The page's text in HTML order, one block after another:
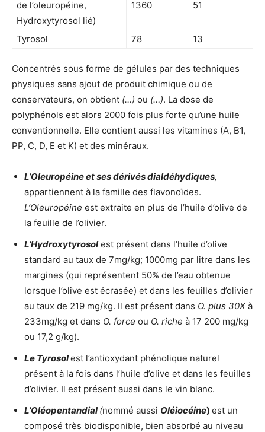
de l’oleuropéine,
Hydroxytyrosol lié)
1360 51
Tyrosol 78 13
Concentrés sous forme de gélules par des techniques
physiques sans ajout de produit chimique ou de
conservateurs, on obtient (…) ou (…). La dose de
polyphénols est alors 2000 fois plus forte qu’une huile
conventionnelle. Elle contient aussi les vitamines (A, B1,
PP, C, D, E et K) et des minéraux.
L’Oleuropéine et ses dérivés dialdéhydiques,
appartiennent à la famille des flavonoïdes.
L’Oleuropéine est extraite en plus de l’huile d’olive de
la feuille de l’olivier.
L’Hydroxytyrosolest présent dans l’huile d’olive
standard au taux de 7mg/kg; 1000mg par litre dans les
margines (qui représentent 50% de l’eau obtenue
lorsque l’olive est écrasée) et dans les feuilles d’olivier
au taux de 219 mg/kg. Il est présent dans O. plus 30X à
233mg/kg et dans O. force ou O. riche à 17 200 mg/kg
ou 17,2 g/kg).
Le Tyrosolest l’antioxydant phénolique naturel
présent à la fois dans l’huile d’olive et dans les feuilles
d’olivier. Il est présent aussi dans le vin blanc.
L’Oléopentandial(nommé aussi Oléiocéine) est un
composé très biodisponible, bien absorbé au niveau